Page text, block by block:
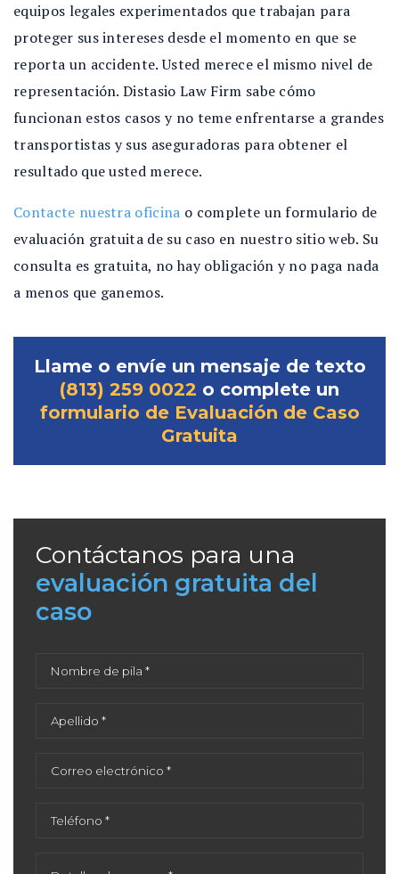
equipos legales experimentados que trabajan para
proteger sus intereses desde el momento en que se
reporta un accidente. Usted merece el mismo nivel de
representación. Distasio Law Firm sabe cómo
funcionan estos casos y no teme enfrentarse a grandes
transportistas y sus aseguradoras para obtener el
resultado que usted merece.
Contacte nuestra oficina o complete un formulario de
evaluación gratuita de su caso en nuestro sitio web. Su
consulta es gratuita, no hay obligación y no paga nada
a menos que ganemos.
Llame o envíe un mensaje de texto
(813) 259 0022 o complete un
formulario de Evaluación de Caso
Gratuita
Contáctanos para una
evaluación gratuita del
caso